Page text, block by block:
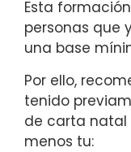
Esta
personas que
una base
Por ello,
tenido
de carta natal
menos tu: